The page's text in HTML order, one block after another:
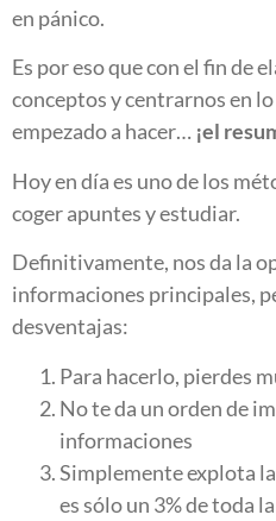
en pánico.
Es por eso que con el fin de
conceptos y centrarnos en
empezado a hacer… ¡el
Hoy en día es uno de los
coger apuntes y estudiar.
Definitivamente, nos da la
informaciones principales,
desventajas:
Para hacerlo, pierdes
No te da un orden de
informaciones
Simplemente explota
es sólo un 3% de toda